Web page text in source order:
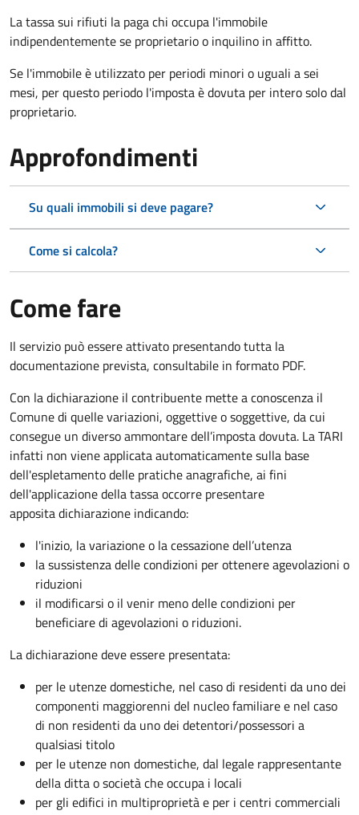
La tassa sui rifiuti la paga chi occupa l'immobile
indipendentemente se proprietario o inquilino in affitto.
Se l'immobile è utilizzato per periodi minori o uguali a sei
mesi, per questo periodo l'imposta è dovuta per intero solo dal
proprietario.
Approfondimenti
Su quali immobili si deve pagare?
Come si calcola?
Come fare
Il servizio può essere attivato presentando tutta la
documentazione prevista, consultabile in formato PDF.
Con la dichiarazione il contribuente mette a conoscenza il
Comune di quelle variazioni, oggettive o soggettive, da cui
consegue un diverso ammontare dell’imposta dovuta. La TARI
infatti non viene applicata automaticamente sulla base
dell'espletamento delle pratiche anagrafiche, ai fini
dell'applicazione della tassa occorre presentare
apposita dichiarazione indicando:
l'inizio, la variazione o la cessazione dell’utenza
la sussistenza delle condizioni per ottenere agevolazioni o
riduzioni
il modificarsi o il venir meno delle condizioni per
beneficiare di agevolazioni o riduzioni.
La dichiarazione deve essere presentata:
per le utenze domestiche, nel caso di residenti da uno dei
componenti maggiorenni del nucleo familiare e nel caso
di non residenti da uno dei detentori/possessori a
qualsiasi titolo
per le utenze non domestiche, dal legale rappresentante
della ditta o società che occupa i locali
per gli edifici in multiproprietà e per i centri commerciali